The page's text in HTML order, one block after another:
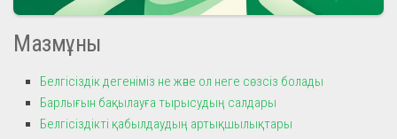
Мазмұны
Белгісіздік дегеніміз не және ол неге сөзсіз болады
Барлығын бақылауға тырысудың салдары
Белгісіздікті қабылдаудың артықшылықтары